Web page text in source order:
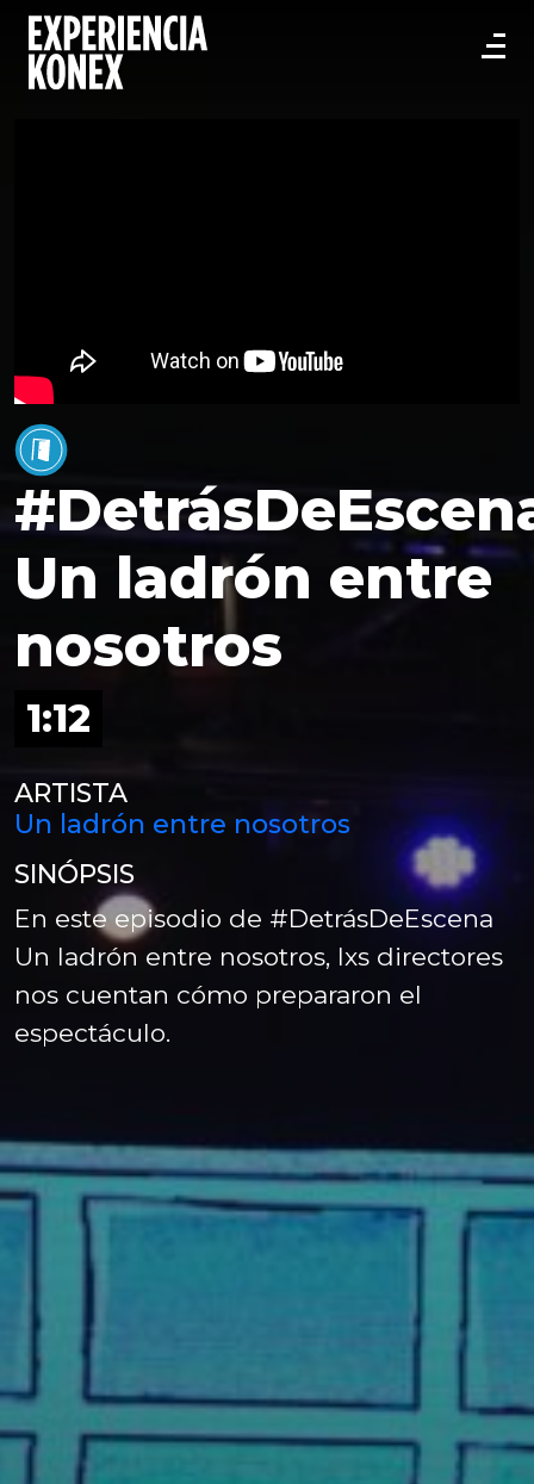
Un ladrón entre
nosotros
1:12
ARTISTA
Un ladrón entre nosotros
SINÓPSIS
En este episodio de #DetrásDeEscena
Un ladrón entre nosotros, lxs directores
nos cuentan cómo prepararon el
espectáculo.